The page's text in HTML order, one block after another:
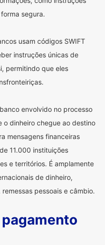
segura.
usam códigos SWIFT
instruções únicas de
permitindo que eles
envolvido no processo
dinheiro chegue ao destino
mensagens financeiras
11.000 instituições
e territórios. É amplamente
de dinheiro,
pessoais e câmbio.